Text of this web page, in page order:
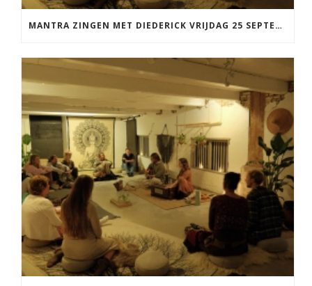
MANTRA ZINGEN MET DIEDERICK VRIJDAG 25 SEPTEMBER EN 20 NOVEMBER